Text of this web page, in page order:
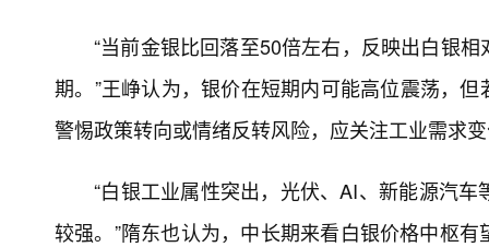
“当前金银比回落至50倍左右，反映出白银
期。”王峥认为，银价在短期内可能高位震荡，
警惕政策转向或情绪反转风险，应关注工业需求
“白银工业属性突出，光伏、AI、新能源汽
较强。”隋东也认为，中长期来看白银价格中枢